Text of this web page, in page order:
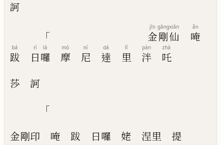
訶
「 金
jīn
剛
gāng
仙
xiān
唵
ǎn
跋
bá
日
rì
囉
là
摩
mó
尼
ní
達
dá
里
lǐ
泮
pàn
吒
zhà
莎 訶
「
金剛印 唵 跋 日囉 姥 涅里
提